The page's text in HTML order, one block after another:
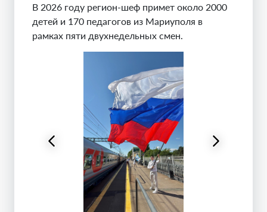
В 2026 году регион-шеф примет около 2000
детей и 170 педагогов из Мариуполя в
рамках пяти двухнедельных смен.